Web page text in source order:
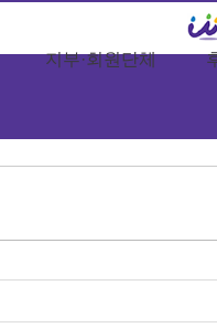
지부·회원단체